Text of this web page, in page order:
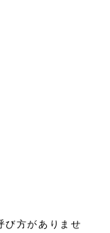
び方がありませ